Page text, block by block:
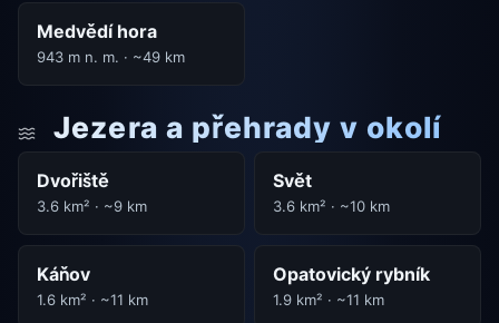
Medvědí hora
943 m n. m. · ~49 km
Jezera a přehrady v okolí
Dvořiště
3.6 km² · ~9 km
Svět
3.6 km² · ~10 km
Káňov
1.6 km² · ~11 km
Opatovický rybník
1.9 km² · ~11 km